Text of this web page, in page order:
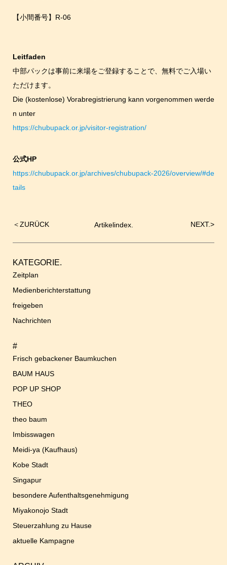
【小間番号】R-06
Leitfaden
中部パックは事前に来場をご登録することで、無料でご入場い
ただけます。
Die (kostenlose) Vorabregistrierung kann vorgenommen werde
n unter
https://chubupack.or.jp/visitor-registration/
公式HP
https://chubupack.or.jp/archives/chubupack-2026/overview/#de
tails
Artikelindex.
Beitrags-
＜ZURÜCK NEXT.>
KATEGORIE.
Zeitplan
Medienberichterstattung
freigeben
Nachrichten
#
Frisch gebackener Baumkuchen
BAUM HAUS
POP UP SHOP
THEO
theo baum
Imbisswagen
Meidi-ya (Kaufhaus)
Kobe Stadt
Singapur
besondere Aufenthaltsgenehmigung
Miyakonojo Stadt
Steuerzahlung zu Hause
aktuelle Kampagne